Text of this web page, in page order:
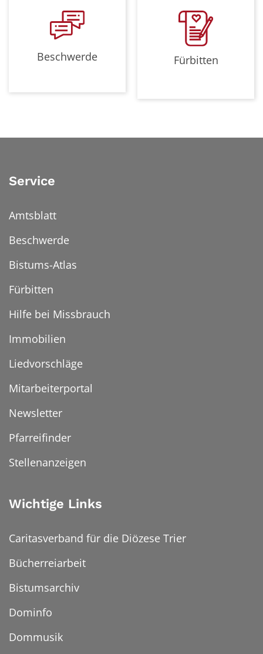
Beschwerde Fürbitten
Service
Amtsblatt
Beschwerde
Bistums-Atlas
Fürbitten
Hilfe bei Missbrauch
Immobilien
Liedvorschläge
Mitarbeiterportal
Newsletter
Pfarreifinder
Stellenanzeigen
Wichtige Links
Caritasverband für die Diözese Trier
Bücherreiarbeit
Bistumsarchiv
Dominfo
Dommusik